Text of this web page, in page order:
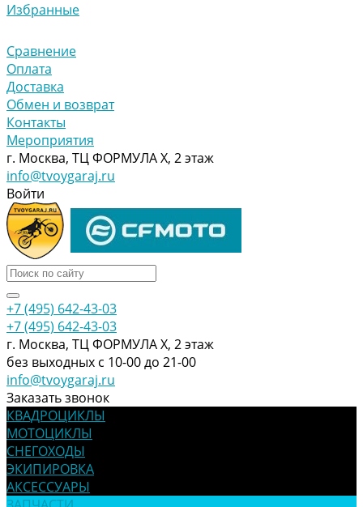
Избранные
Сравнение
Оплата
Доставка
Обмен и возврат
Контакты
Мероприятия
г. Москва, ТЦ ФОРМУЛА Х, 2 этаж
info@tvoygaraj.ru
Войти
+7 (495) 642-43-03
+7 (495) 642-43-03
г. Москва, ТЦ ФОРМУЛА Х, 2 этаж
без выходных с 10-00 до 21-00
info@tvoygaraj.ru
Заказать звонок
КВАДРОЦИКЛЫ
МОТОЦИКЛЫ
СНЕГОХОДЫ
ЭКИПИРОВКА
АКСЕССУАРЫ